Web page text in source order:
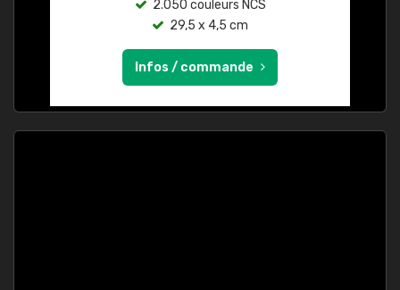
2.050 couleurs NCS
29,5 x 4,5 cm
Infos / commande